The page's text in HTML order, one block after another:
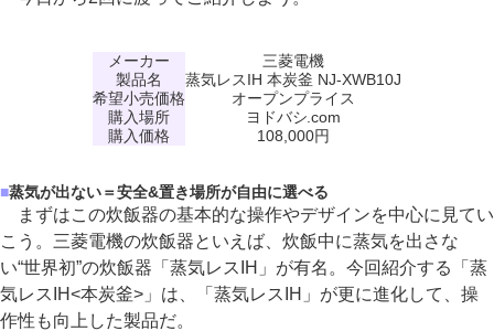
メーカー
三菱電機
製品名
蒸気レスIH 本炭釜 NJ-XWB10J
希望小売価格
オープンプライス
購入場所
ヨドバシ.com
購入価格
108,000円
■蒸気が出ない＝安全&置き場所が自由に選べる
まずはこの炊飯器の基本的な操作やデザインを中心に見てい
こう。三菱電機の炊飯器といえば、炊飯中に蒸気を出さな
い“世界初”の炊飯器「蒸気レスIH」が有名。今回紹介する「蒸
気レスIH<本炭釜>」は、「蒸気レスIH」が更に進化して、操
作性も向上した製品だ。